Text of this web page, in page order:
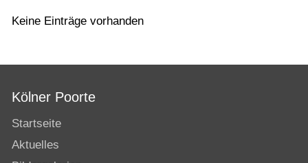
Keine Einträge vorhanden
Kölner Poorte
Startseite
Aktuelles